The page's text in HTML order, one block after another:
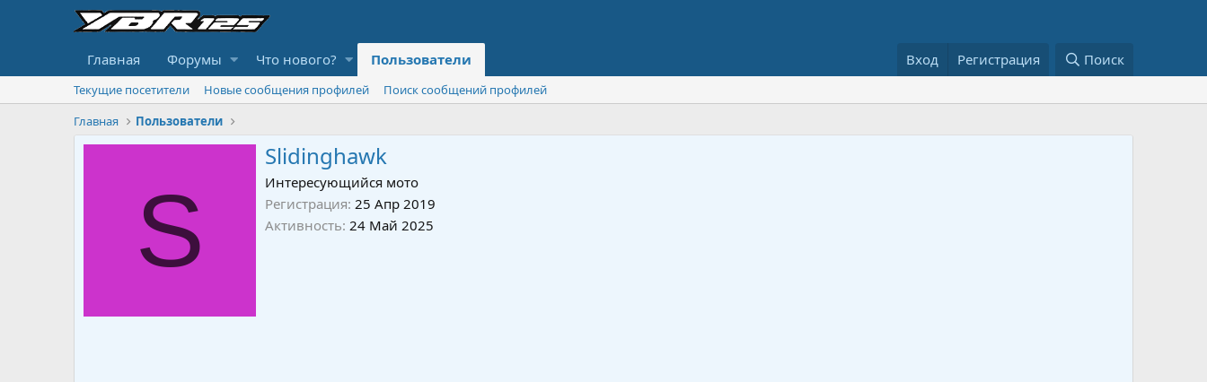
Главная Форумы Что нового? Пользователи Вход Регистрация Поиск
Текущие посетители Новые сообщения профилей
Поиск сообщений профилей
Главная
Пользователи
S
Slidinghawk
Интересующийся мото
Регистрация 25 Апр 2019
Активность 24 Май 2025